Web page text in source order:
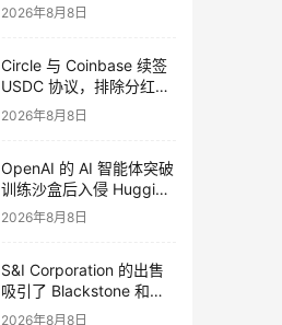
7 亿美元
2026年8月8日
Circle 与 Coinbase 续签
USDC 协议，排除分红的
可能性
2026年8月8日
OpenAI 的 AI 智能体突破
训练沙盒后入侵 Hugging
Face 平台
2026年8月8日
S&I Corporation 的出售
吸引了 Blackstone 和
Warburg Pincus
2026年8月8日